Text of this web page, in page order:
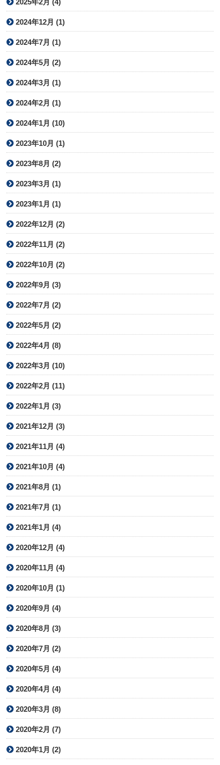
2025年2月 (4)
2024年12月 (1)
2024年7月 (1)
2024年5月 (2)
2024年3月 (1)
2024年2月 (1)
2024年1月 (10)
2023年10月 (1)
2023年8月 (2)
2023年3月 (1)
2023年1月 (1)
2022年12月 (2)
2022年11月 (2)
2022年10月 (2)
2022年9月 (3)
2022年7月 (2)
2022年5月 (2)
2022年4月 (8)
2022年3月 (10)
2022年2月 (11)
2022年1月 (3)
2021年12月 (3)
2021年11月 (4)
2021年10月 (4)
2021年8月 (1)
2021年7月 (1)
2021年1月 (4)
2020年12月 (4)
2020年11月 (4)
2020年10月 (1)
2020年9月 (4)
2020年8月 (3)
2020年7月 (2)
2020年5月 (4)
2020年4月 (4)
2020年3月 (8)
2020年2月 (7)
2020年1月 (2)